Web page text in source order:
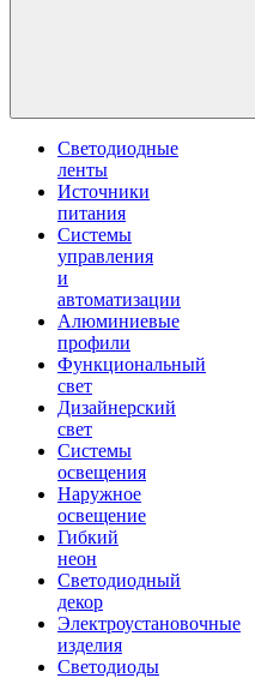
Светодиодные
ленты
Источники
питания
Системы
управления
и
автоматизации
Алюминиевые
профили
Функциональный
свет
Дизайнерский
свет
Системы
освещения
Наружное
освещение
Гибкий
неон
Светодиодный
декор
Электроустановочные
изделия
Светодиоды